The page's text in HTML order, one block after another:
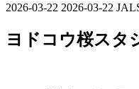
2026-03-22 最
更
2026-03-22
ヨドコウ桜スタ